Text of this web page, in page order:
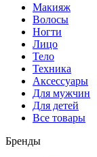
Макияж
Волосы
Ногти
Лицо
Тело
Техника
Аксессуары
Для мужчин
Для детей
Все товары
Бренды